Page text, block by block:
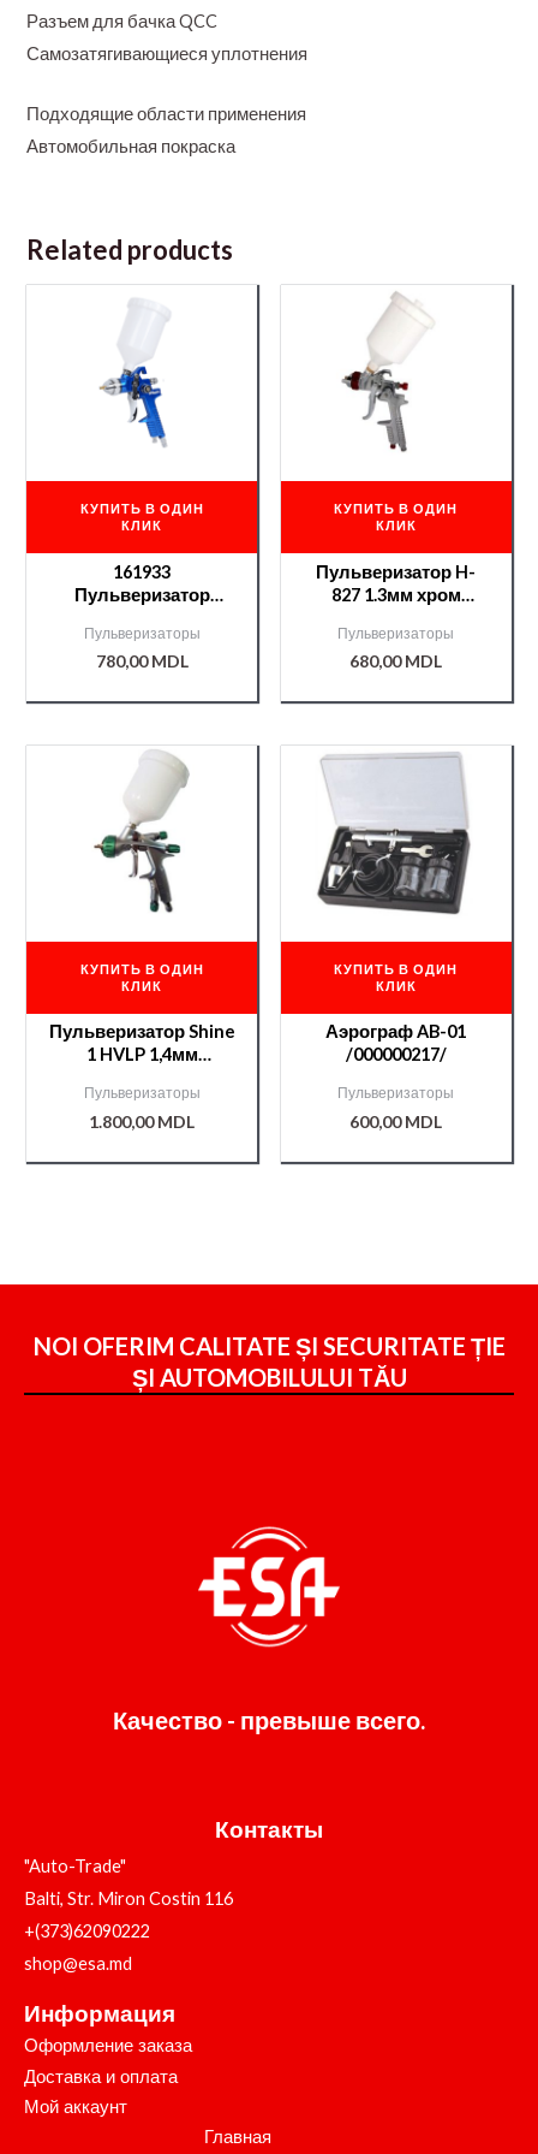
Разъем для бачка QCC
Самозатягивающиеся уплотнения
Подходящие области применения
Автомобильная покраска
Related products
КУПИТЬ В ОДИН
КЛИК
161933
Пульверизатор
d1,3
Пульверизаторы
780,00MDL
КУПИТЬ В ОДИН
КЛИК
Пульверизатор H-
827 1.3мм хром
Пульверизаторы
680,00MDL
КУПИТЬ В ОДИН
КЛИК
Пульверизатор Shine
1 HVLP 1,4мм
Пульверизаторы
1.800,00MDL
КУПИТЬ В ОДИН
КЛИК
Аэрограф AB-01
/000000217/
Пульверизаторы
600,00MDL
NOI OFERIM CALITATE ȘI SECURITATE ȚIE
ȘI AUTOMOBILULUI TĂU
Качество - превыше всего.
Контакты
"Auto-Trade"
Balti, Str. Miron Costin 116
+(373)62090222
shop@esa.md
Информация
Оформление заказа
Доставка и оплата
Мой аккаунт
Главная